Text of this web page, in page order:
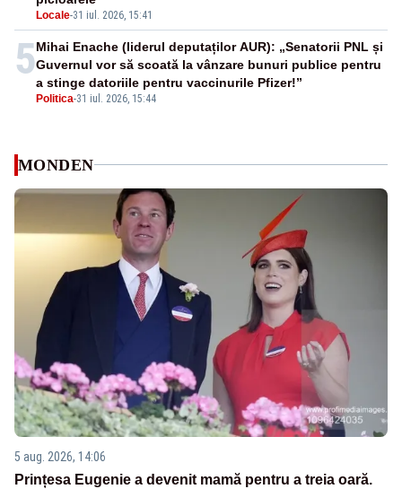
Locale-31 iul. 2026, 15:41
5
Politica-31 iul. 2026, 15:44
Mihai Enache (liderul deputaților AUR): „Senatorii PNL și
Guvernul vor să scoată la vânzare bunuri publice pentru
a stinge datoriile pentru vaccinurile Pfizer!”
MONDEN
5 aug. 2026, 14:06
Prințesa Eugenie a devenit mamă pentru a treia oară.